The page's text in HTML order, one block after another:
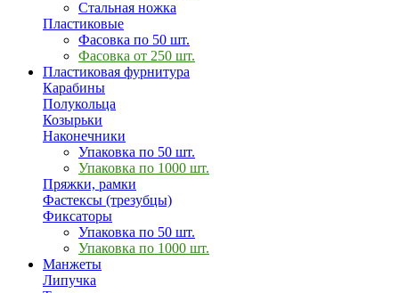
Стальная ножка
Пластиковые
Фасовка по 50 шт.
Фасовка от 250 шт.
Пластиковая фурнитура
Карабины
Полукольца
Козырьки
Наконечники
Упаковка по 50 шт.
Упаковка по 1000 шт.
Пряжки, рамки
Фастексы (трезубцы)
Фиксаторы
Упаковка по 50 шт.
Упаковка по 1000 шт.
Манжеты
Липучка